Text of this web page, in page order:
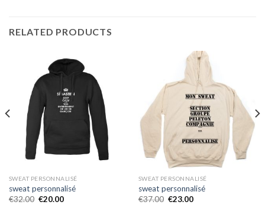
RELATED PRODUCTS
SWEAT PERSONNALISÉ
sweat personnalisé
€32.00 €20.00
SWEAT PERSONNALISÉ
sweat personnalisé
€37.00 €23.00